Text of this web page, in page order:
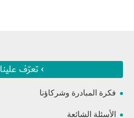
› تعرّف علينا
فكرة المبادرة وشركاؤنا
الأسئلة الشائعة